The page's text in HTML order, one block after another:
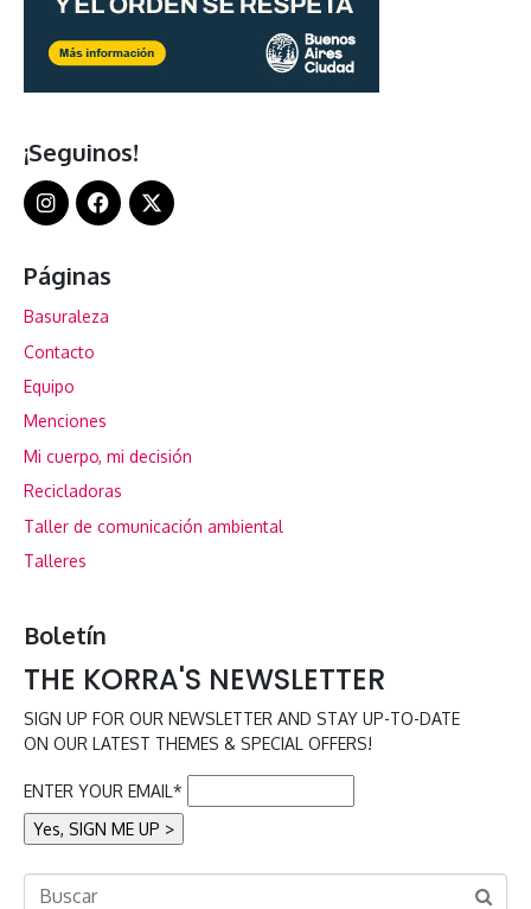
¡Seguinos!
Páginas
Basuraleza
Contacto
Equipo
Menciones
Mi cuerpo, mi decisión
Recicladoras
Taller de comunicación ambiental
Talleres
Boletín
THE KORRA'S NEWSLETTER
SIGN UP FOR OUR NEWSLETTER AND STAY UP-TO-DATE
ON OUR LATEST THEMES & SPECIAL OFFERS!
ENTER YOUR EMAIL*